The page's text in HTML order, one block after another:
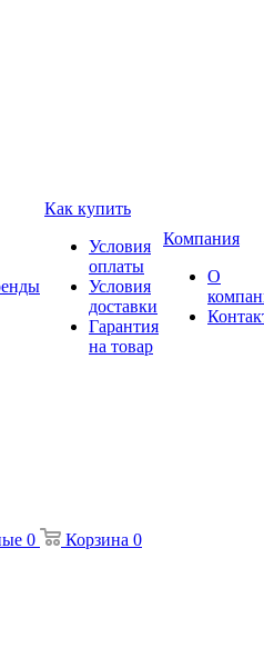
Как купить
Условия
оплаты
Условия
доставки
Гарантия
на товар
Компания
О
0 Корзина 0